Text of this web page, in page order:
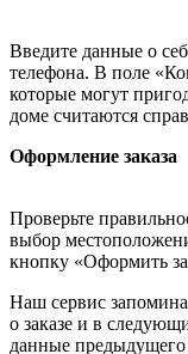
Введите данные о
телефона. В поле
которые могут
доме считаются
Оформление заказа
Проверьте
выбор
кнопку «Оформить
Наш сервис
о заказе и в
данные предыдущего